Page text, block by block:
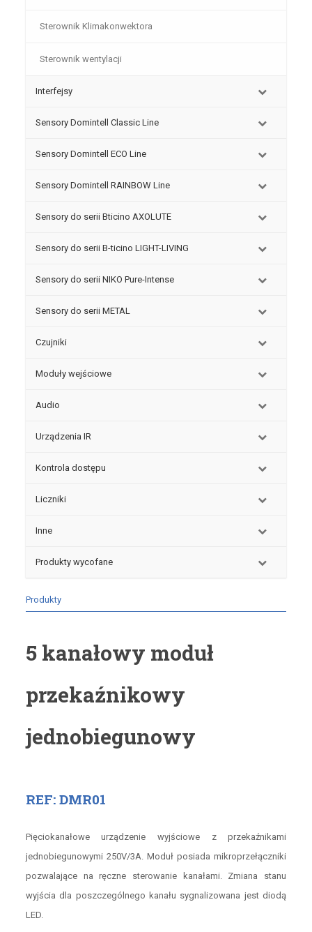
Sterownik Klimakonwektora
Sterownik wentylacji
Interfejsy
Sensory Domintell Classic Line
Sensory Domintell ECO Line
Sensory Domintell RAINBOW Line
Sensory do serii Bticino AXOLUTE
Sensory do serii B-ticino LIGHT-LIVING
Sensory do serii NIKO Pure-Intense
Sensory do serii METAL
Czujniki
Moduły wejściowe
Audio
Urządzenia IR
Kontrola dostępu
Liczniki
Inne
Produkty wycofane
Produkty
5 kanałowy moduł
przekaźnikowy
jednobiegunowy
REF: DMR01
Pięciokanałowe urządzenie wyjściowe z przekaźnikami
jednobiegunowymi 250V/3A. Moduł posiada mikroprzełączniki
pozwalające na ręczne sterowanie kanałami. Zmiana stanu
wyjścia dla poszczególnego kanału sygnalizowana jest diodą
LED.